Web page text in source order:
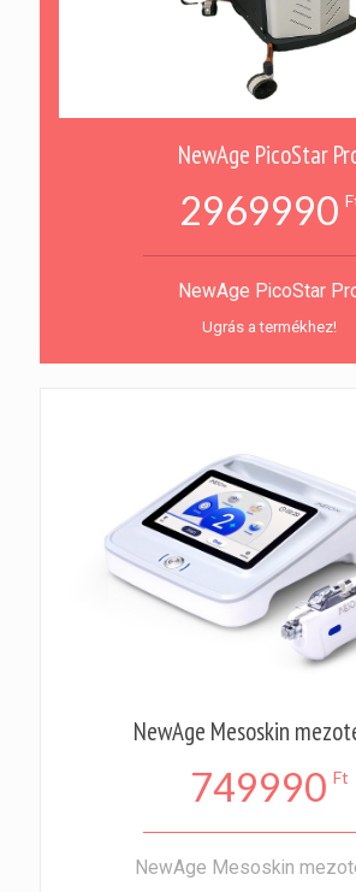
NewAge PicoStar
2969990
NewAge PicoStar
Ugrás a termékhez!
NewAge Mesoskin
749990 Ft
NewAge Mesoskin